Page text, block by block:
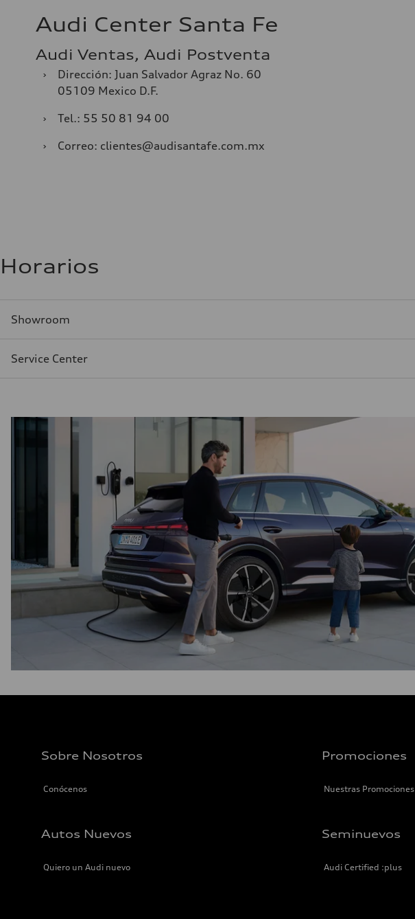
Audi Center Santa Fe
Audi Ventas, Audi Postventa
›
Dirección: Juan Salvador Agraz No. 60
05109 Mexico D.F.
›
Tel.: 55 50 81 94 00
›
Correo: clientes@audisantafe.com.mx
Horarios
Showroom
Service Center
Sobre Nosotros
Conócenos
Promociones
Nuestras Promociones
Autos Nuevos
Quiero un Audi nuevo
Seminuevos
Audi Certified :plus